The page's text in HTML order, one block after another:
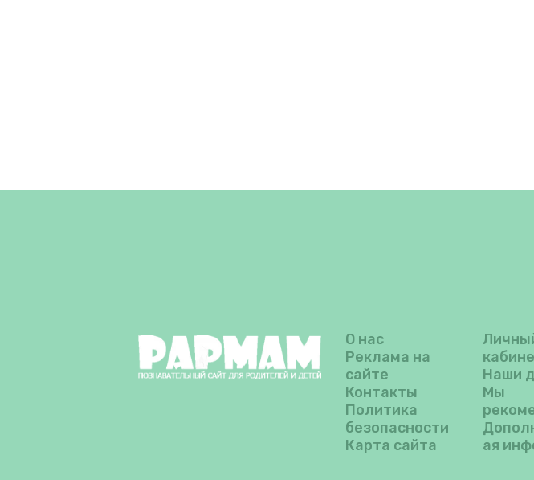
О нас
Реклама на
сайте
Контакты
Политика
безопасности
Карта сайта
Наши
Мы
ая